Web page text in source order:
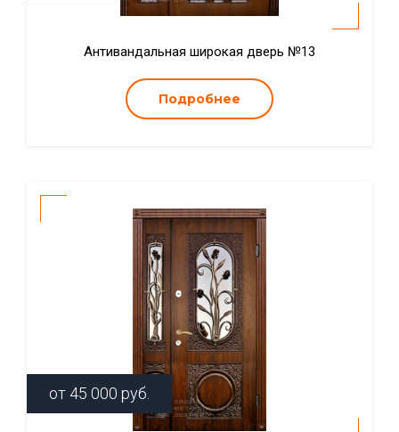
Антивандальная широкая дверь №13
Подробнее
от 45 000 руб.